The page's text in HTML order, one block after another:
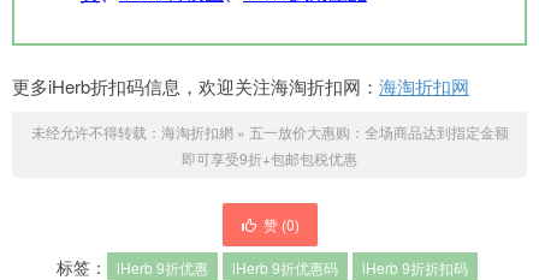
更多iHerb折扣码信息，欢迎关注海淘折扣网： 海淘折扣网
未经允许不得转载： 海淘折扣網» 五一放价大惠购：全场商品达到指定金额
即可享受9折+包邮包税优惠
赞 (0)
标签： iHerb 9折优惠 iHerb 9折优惠码
iHerb 9折折扣码